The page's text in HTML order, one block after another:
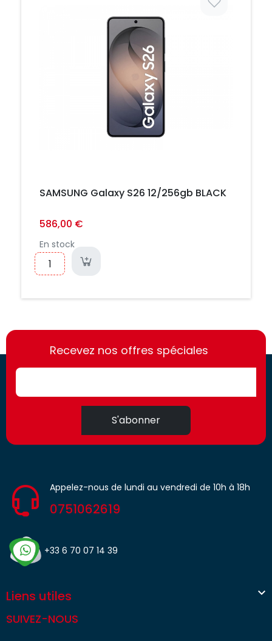
SAMSUNG Galaxy S26 12/256gb BLACK
586,00 €
En stock
https://france-
access.fr
https://france-
access.fr
Recevez nos offres spéciales
S'abonner
Appelez-nous de lundi au vendredi de 10h à 18h
0751062619
+33 6 70 07 14 39
Liens utiles 
SUIVEZ-NOUS